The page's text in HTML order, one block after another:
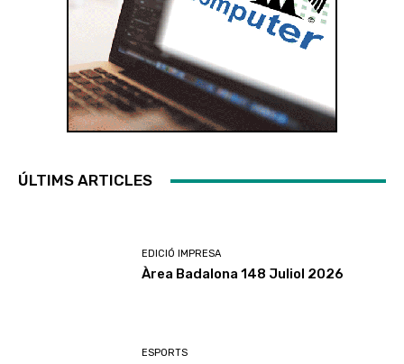
ÚLTIMS ARTICLES
EDICIÓ IMPRESA
Àrea Badalona 148 Juliol 2026
ESPORTS